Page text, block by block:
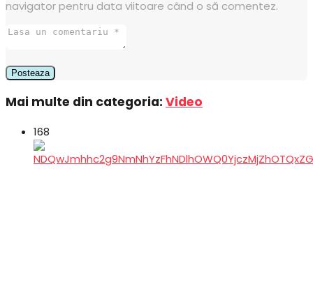
navigator pentru data viitoare când o să comentez.
Mai multe din categoria: Video
168